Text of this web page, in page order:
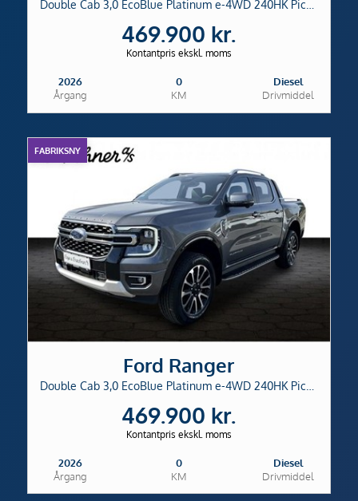
469.900 kr.
Kontantpris ekskl. moms
2026
Årgang
0
KM
Diesel
Drivmiddel
FABRIKSNY
Ford Ranger
469.900 kr.
Kontantpris ekskl. moms
2026
Årgang
0
KM
Diesel
Drivmiddel